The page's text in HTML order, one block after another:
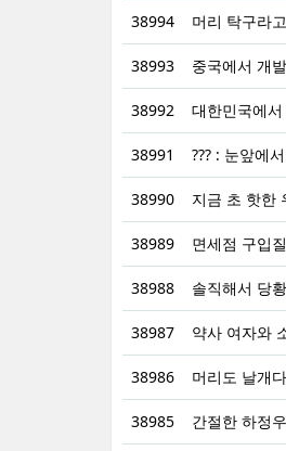
38994 머리 탁구라
38993 중국에서 개
38992 대한민국에
38991 ??? : 눈앞에
38990 지금 초 핫한
38989 면세점 구입
38988 솔직해서 당
38987 약사 여자와
38986 머리도 날개다
38985 간절한 하정우